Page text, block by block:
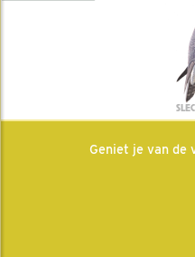
Geniet je van de